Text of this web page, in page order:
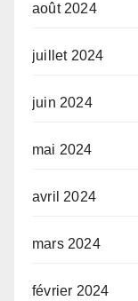
août 2024
juillet 2024
juin 2024
mai 2024
avril 2024
mars 2024
février 2024